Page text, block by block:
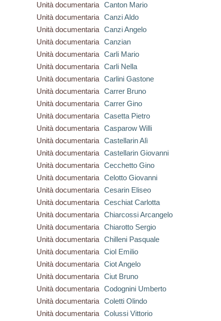
Unità documentaria Canton Mario
Unità documentaria Canzi Aldo
Unità documentaria Canzi Angelo
Unità documentaria Canzian
Unità documentaria Carli Mario
Unità documentaria Carli Nella
Unità documentaria Carlini Gastone
Unità documentaria Carrer Bruno
Unità documentaria Carrer Gino
Unità documentaria Casetta Pietro
Unità documentaria Casparow Willi
Unità documentaria Castellarin Alì
Unità documentaria Castellarin Giovanni
Unità documentaria Cecchetto Gino
Unità documentaria Celotto Giovanni
Unità documentaria Cesarin Eliseo
Unità documentaria Ceschiat Carlotta
Unità documentaria Chiarcossi Arcangelo
Unità documentaria Chiarotto Sergio
Unità documentaria Chilleni Pasquale
Unità documentaria Ciol Emilio
Unità documentaria Ciot Angelo
Unità documentaria Ciut Bruno
Unità documentaria Codognini Umberto
Unità documentaria Coletti Olindo
Unità documentaria Colussi Vittorio